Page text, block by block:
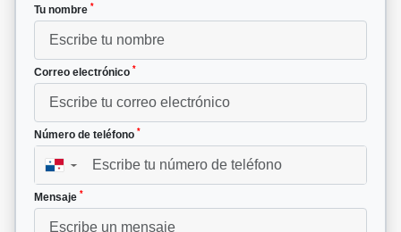
Tu nombre *
Correo electrónico *
Número de teléfono *
▼
Mensaje *